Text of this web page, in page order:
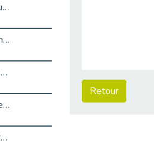
Témoignage : Le parcours de Marc, 44 ans
L’Aménagement Raisonnable : Un Levier pour l’Équité
Optimiser son CV lorsqu’on est en situation de handicap
28 avril : Agir ensemble pour une culture de prévention au travail
Mobilisation pour l’alternance et le handicap
Retour